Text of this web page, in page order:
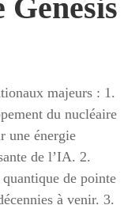
Genesis
majeurs : 1.
du nucléaire
une énergie
de l’IA. 2.
de pointe
à venir. 3.